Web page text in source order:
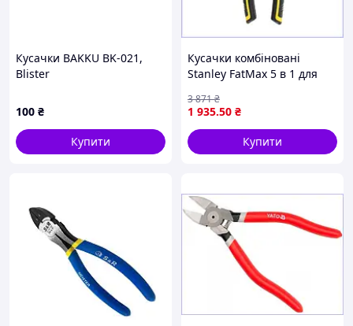
Кусачки BAKKU BK-021,
Blister
100 ₴
Купити
Кусачки комбіновані
Stanley FatMax 5 в 1 для
різання дротів і болтів
1 935.50 ₴
3 871₴
Купити